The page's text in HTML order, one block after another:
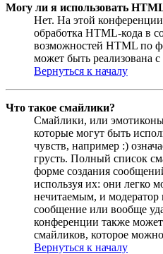
Могу ли я использовать
Нет. На этой
обработка HTML-кода в
возможностей HTML по
может быть реализована
Вернуться к началу
Что такое смайлики?
Смайлики, или
которые могут быть
чувств, например :)
грусть. Полный список
форме создания
используя их: они легко
нечитаемым, и модератор
сообщение или вообще
конференции также
смайликов, которое
Вернуться к началу